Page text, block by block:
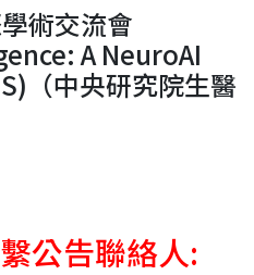
術交流會
A NeuroAI
（中央研究院生醫
公告聯絡人: